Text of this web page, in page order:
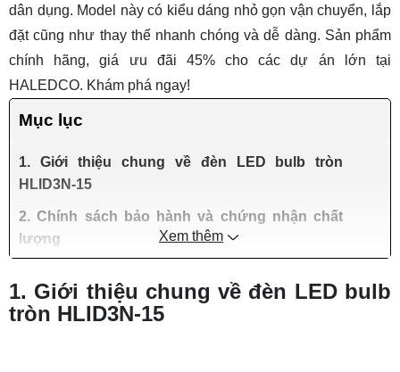
dân dụng. Model này có kiểu dáng nhỏ gọn vận chuyển, lắp
đặt cũng như thay thế nhanh chóng và dễ dàng. Sản phẩm
chính hãng, giá ưu đãi 45% cho các dự án lớn tại
HALEDCO. Khám phá ngay!
Mục lục
1. Giới thiệu chung về đèn LED bulb tròn
HLID3N-15
2. Chính sách bảo hành và chứng nhận chất
lượng
Xem thêm
1. Giới thiệu chung về đèn LED bulb
tròn HLID3N-15